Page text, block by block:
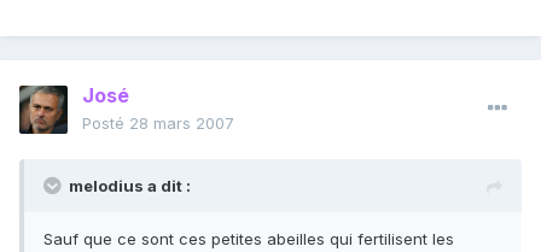
José
Posté 28 mars 2007
melodius a dit :
Sauf que ce sont ces petites abeilles qui fertilisent les